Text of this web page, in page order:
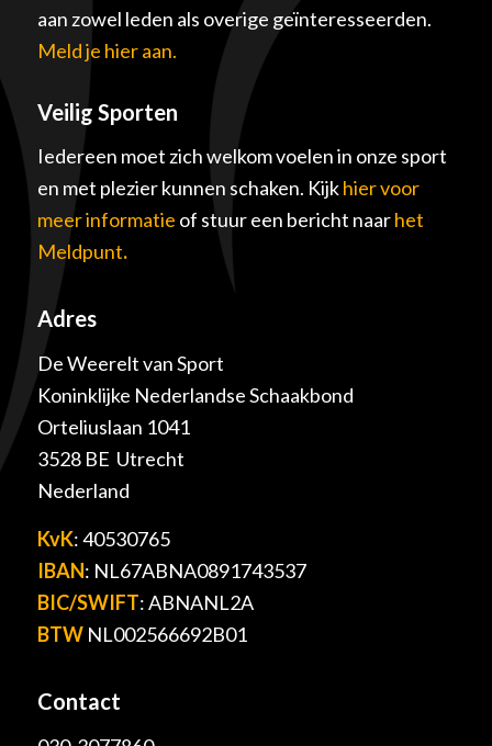
aan zowel leden als overige geïnteresseerden.
Meld je hier aan.
Veilig Sporten
Iedereen moet zich welkom voelen in onze sport
en met plezier kunnen schaken. Kijkhier voor
meer informatie of stuur een bericht naarhet
Meldpunt.
Adres
De Weerelt van Sport
Koninklijke Nederlandse Schaakbond
Orteliuslaan 1041
3528 BE Utrecht
Nederland
KvK: 40530765
IBAN: NL67ABNA0891743537
BIC/SWIFT: ABNANL2A
BTWNL002566692B01
Contact